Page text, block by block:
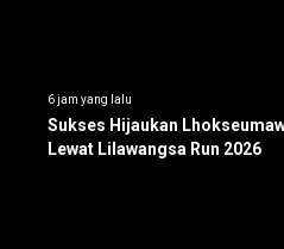
6 jam yang lalu
Sukses Hijaukan
Lewat Lilawangsa Run 2026